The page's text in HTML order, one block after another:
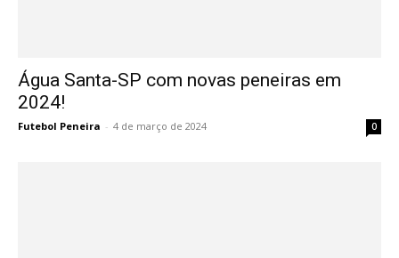
Água Santa-SP com novas peneiras em
2024!
Futebol Peneira - 4 de março de 2024 0